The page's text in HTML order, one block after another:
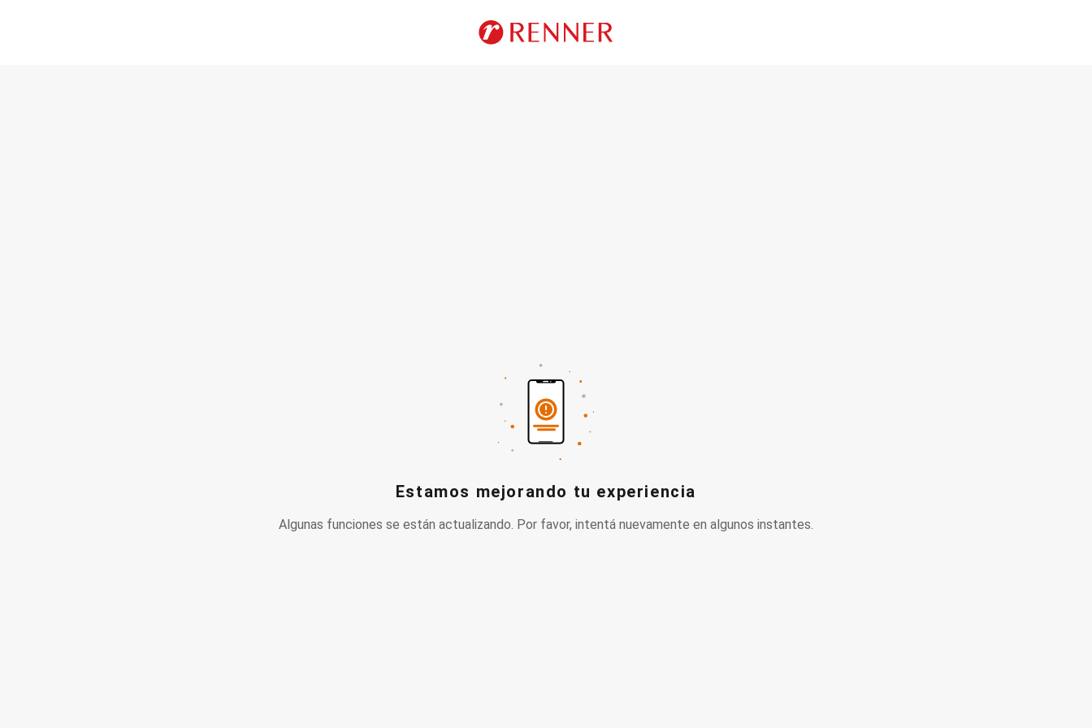
Estamos mejorando tu experiencia
Algunas funciones se están actualizando. Por favor, intentá nuevamente en algunos instantes.